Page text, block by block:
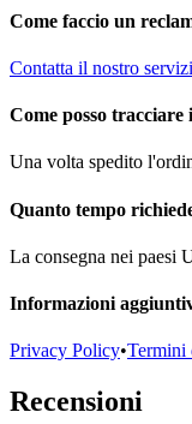
Come faccio un
Contatta il nostro
Come posso tracciare
Una volta spedito
Quanto tempo
La consegna nei paesi
Informazioni
Privacy Policy•Termini
Recensioni